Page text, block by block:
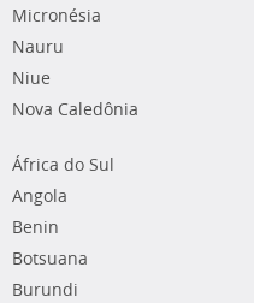
Micronésia
Nauru
Niue
Nova Caledônia
África do Sul
Angola
Benin
Botsuana
Burundi